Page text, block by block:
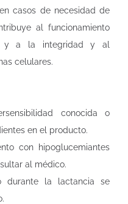
casos de necesidad de
al funcionamiento
y a la integridad y al
celulares.
conocida o
en el producto.
con hipoglucemiantes
al médico.
durante la lactancia se